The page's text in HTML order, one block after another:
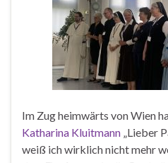
Im Zug heimwärts von Wien
Katharina Kluitmann „Lieber
weiß ich wirklich nicht mehr